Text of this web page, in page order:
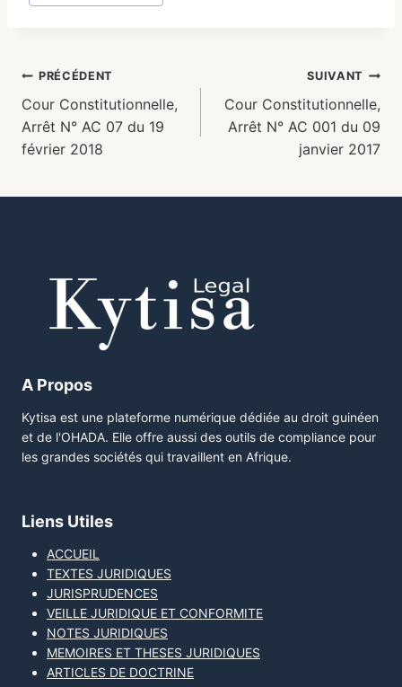
PRÉCÉDENT
Cour Constitutionnelle,
Arrêt N° AC 07 du 19
février 2018
SUIVANT
Cour Constitutionnelle,
Arrêt N° AC 001 du 09
janvier 2017
A Propos
Kytisa est une plateforme numérique dédiée au droit guinéen
et de l'OHADA. Elle offre aussi des outils de compliance pour
les grandes sociétés qui travaillent en Afrique.
Liens Utiles
ACCUEIL
TEXTES JURIDIQUES
JURISPRUDENCES
VEILLE JURIDIQUE ET CONFORMITE
NOTES JURIDIQUES
MEMOIRES ET THESES JURIDIQUES
ARTICLES DE DOCTRINE